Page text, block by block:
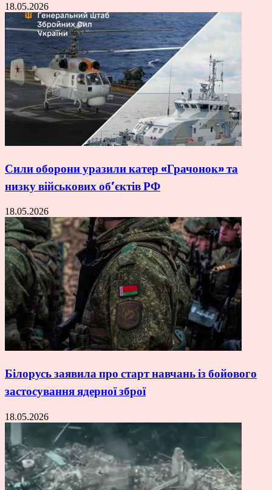
18.05.2026
Сили оборони уразили катер «Грачонок» та
низку військових об’єктів РФ
18.05.2026
Білорусь заявила про старт навчань із бойового
застосування ядерної зброї
18.05.2026